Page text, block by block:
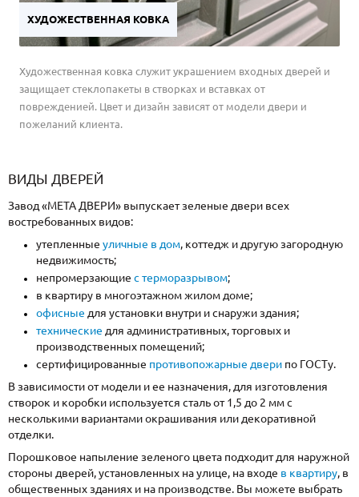
ХУДОЖЕСТВЕННАЯ КОВКА
Художественная ковка служит украшением входных дверей и
защищает стеклопакеты в створках и вставках от
поврежденией. Цвет и дизайн зависят от модели двери и
пожеланий клиента.
ВИДЫ ДВЕРЕЙ
Завод «МЕТА ДВЕРИ» выпускает зеленые двери всех
востребованных видов:
утепленные уличные в дом, коттедж и другую загородную
недвижимость;
непромерзающие с терморазрывом;
в квартиру в многоэтажном жилом доме;
офисные для установки внутри и снаружи здания;
технические для административных, торговых и
производственных помещений;
сертифицированные противопожарные двери по ГОСТу.
В зависимости от модели и ее назначения, для изготовления
створок и коробки используется сталь от 1,5 до 2 мм с
несколькими вариантами окрашивания или декоративной
отделки.
Порошковое напыление зеленого цвета подходит для наружной
стороны дверей, установленных на улице, на входе в квартиру, в
общественных зданиях и на производстве. Вы можете выбрать